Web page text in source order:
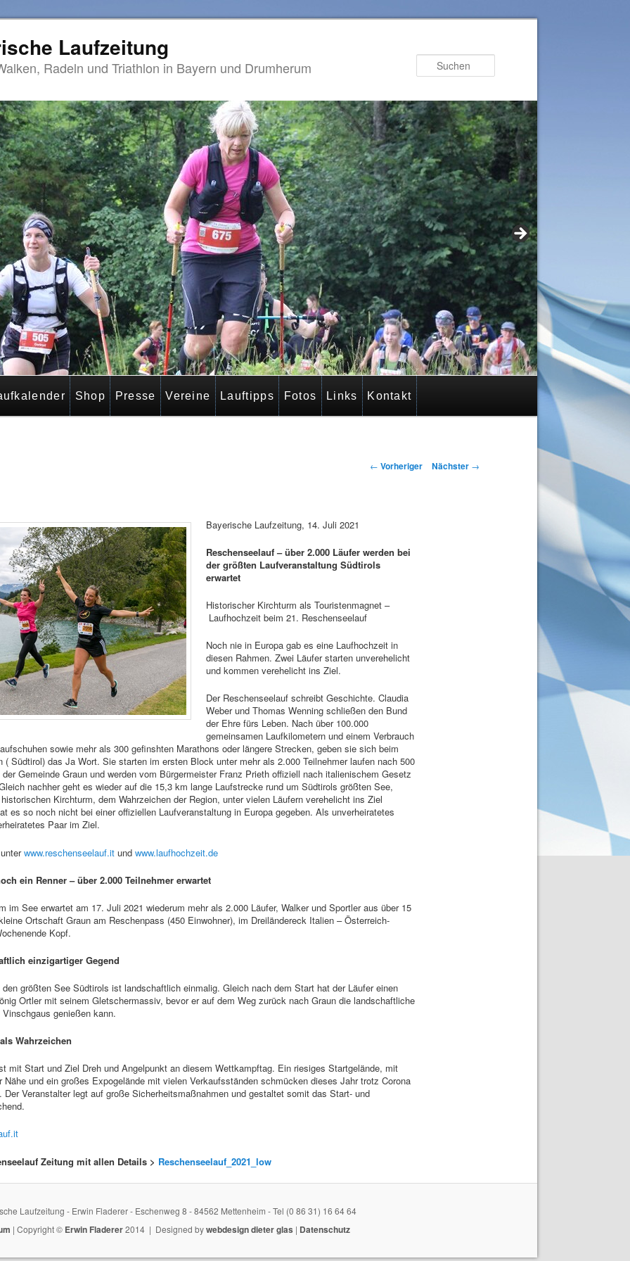
Laufzeitung
Radeln und Triathlon in Bayern und Drumherum
Shop Presse Vereine Lauftipps Fotos Links Kontakt
Beitragsnavigation
← Vorheriger Nächster →
Bayerische Laufzeitung, 14. Juli 2021
Reschenseelauf – über 2.000 Läufer werden bei
der größten Laufveranstaltung Südtirols
erwartet
Historischer Kirchturm als Touristenmagnet –
Laufhochzeit beim 21. Reschenseelauf
Noch nie in Europa gab es eine Laufhochzeit in
diesen Rahmen. Zwei Läufer starten unverehelicht
und kommen verehelicht ins Ziel.
Der Reschenseelauf schreibt Geschichte. Claudia
Weber und Thomas Wenning schließen den Bund
der Ehre fürs Leben. Nach über 100.000
gemeinsamen Laufkilometern und einem Verbrauch
sowie mehr als 300 gefinshten Marathons oder längere Strecken, geben sie sich beim
( Südtirol) das Ja Wort. Sie starten im ersten Block unter mehr als 2.000 Teilnehmer laufen nach 500
Gemeinde Graun und werden vom Bürgermeister Franz Prieth offiziell nach italienischem Gesetz
nachher geht es wieder auf die 15,3 km lange Laufstrecke rund um Südtirols größten See,
Kirchturm, dem Wahrzeichen der Region, unter vielen Läufern verehelicht ins Ziel
es so noch nicht bei einer offiziellen Laufveranstaltung in Europa gegeben. Als unverheiratetes
Paar im Ziel.
www.reschenseelauf.itund www.laufhochzeit.de
ein Renner – über 2.000 Teilnehmer erwartet
im See erwartet am 17. Juli 2021 wiederum mehr als 2.000 Läufer, Walker und Sportler aus über 15
Ortschaft Graun am Reschenpass (450 Einwohner), im Dreiländereck Italien – Österreich-
Kopf.
einzigartiger Gegend
größten See Südtirols ist landschaftlich einmalig. Gleich nach dem Start hat der Läufer einen
Ortler mit seinem Gletschermassiv, bevor er auf dem Weg zurück nach Graun die landschaftliche
genießen kann.
Wahrzeichen
mit Start und Ziel Dreh und Angelpunkt an diesem Wettkampftag. Ein riesiges Startgelände, mit
und ein großes Expogelände mit vielen Verkaufsständen schmücken dieses Jahr trotz Corona
Der Veranstalter legt auf große Sicherheitsmaßnahmen und gestaltet somit das Start- und
Zeitung mit allen Details > Reschenseelauf_2021_low
Laufzeitung - Erwin Fladerer - Eschenweg 8 - 84562 Mettenheim - Tel (0 86 31) 16 64 64
| Copyright © Erwin Fladerer2014 | Designed bywebdesign dieter glas | Datenschutz